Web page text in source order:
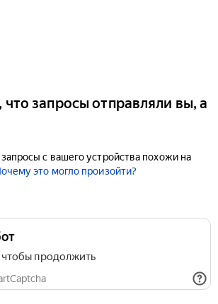
запросы отправляли вы, а
с вашего устройства похожи на
это могло произойти?
продолжить